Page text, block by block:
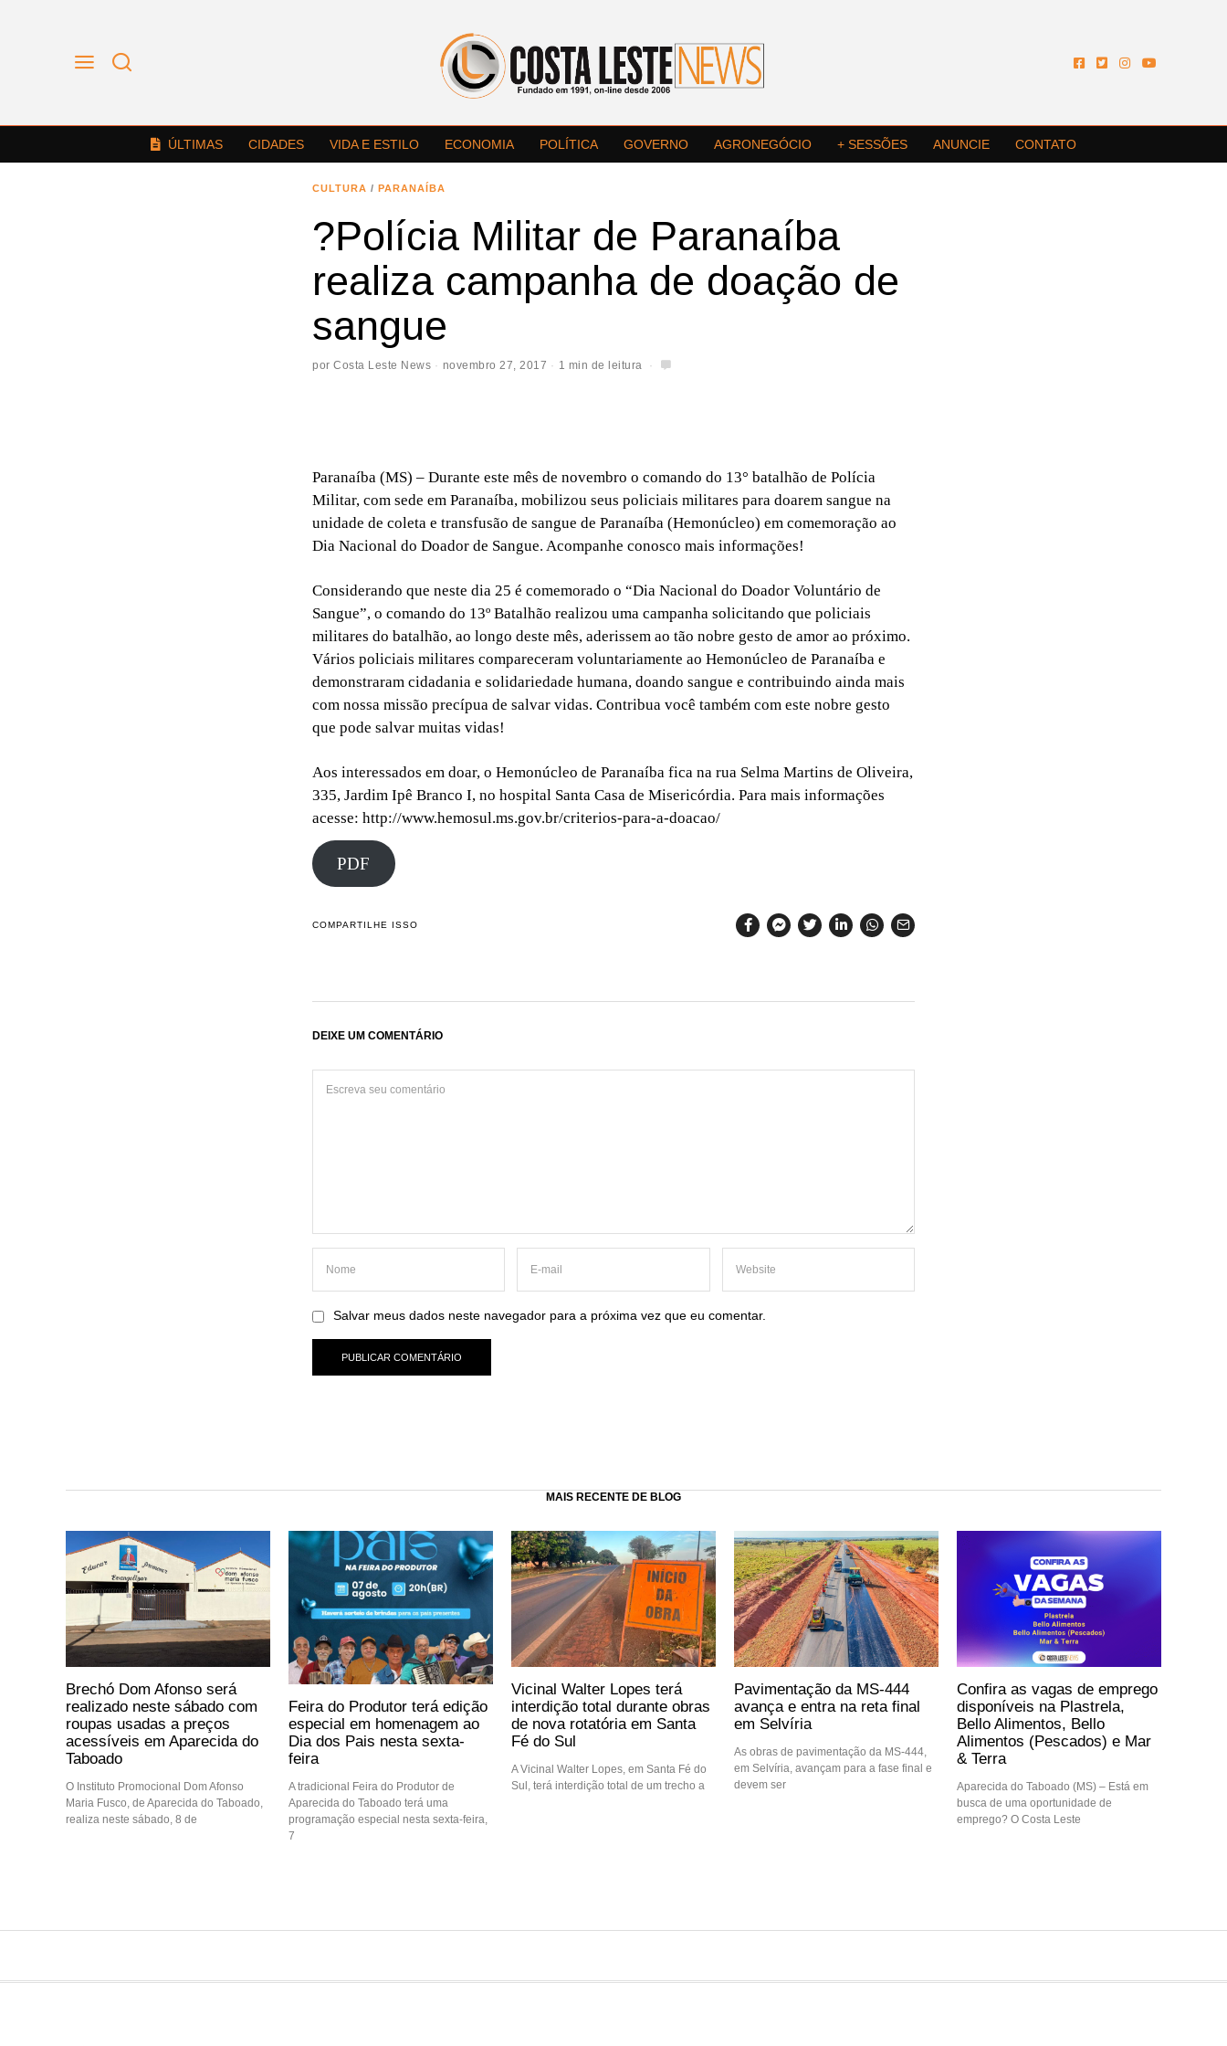
ÚLTIMAS CIDADES VIDA E ESTILO ECONOMIA POLÍTICA GOVERNO AGRONEGÓCIO + SESSÕES ANUNCIE CONTATO
CULTURA / PARANAÍBA
?Polícia Militar de Paranaíba
realiza campanha de doação de
sangue
por Costa Leste News novembro 27, 2017 1 min de leitura
Paranaíba (MS) – Durante este mês de novembro o comando do 13° batalhão de Polícia
Militar, com sede em Paranaíba, mobilizou seus policiais militares para doarem sangue na
unidade de coleta e transfusão de sangue de Paranaíba (Hemonúcleo) em comemoração ao
Dia Nacional do Doador de Sangue. Acompanhe conosco mais informações!
Considerando que neste dia 25 é comemorado o “Dia Nacional do Doador Voluntário de
Sangue”, o comando do 13º Batalhão realizou uma campanha solicitando que policiais
militares do batalhão, ao longo deste mês, aderissem ao tão nobre gesto de amor ao próximo.
Vários policiais militares compareceram voluntariamente ao Hemonúcleo de Paranaíba e
demonstraram cidadania e solidariedade humana, doando sangue e contribuindo ainda mais
com nossa missão precípua de salvar vidas. Contribua você também com este nobre gesto
que pode salvar muitas vidas!
Aos interessados em doar, o Hemonúcleo de Paranaíba fica na rua Selma Martins de Oliveira,
335, Jardim Ipê Branco I, no hospital Santa Casa de Misericórdia. Para mais informações
acesse: http://www.hemosul.ms.gov.br/criterios-para-a-doacao/
PDF
COMPARTILHE ISSO
DEIXE UM COMENTÁRIO
Salvar meus dados neste navegador para a próxima vez que eu comentar.
MAIS RECENTE DE BLOG
Brechó Dom Afonso será
realizado neste sábado com
roupas usadas a preços
acessíveis em Aparecida do
Taboado
O Instituto Promocional Dom Afonso
Maria Fusco, de Aparecida do Taboado,
realiza neste sábado, 8 de
Feira do Produtor terá edição
especial em homenagem ao
Dia dos Pais nesta sexta-
feira
A tradicional Feira do Produtor de
Aparecida do Taboado terá uma
programação especial nesta sexta-feira,
7
Vicinal Walter Lopes terá
interdição total durante obras
de nova rotatória em Santa
Fé do Sul
A Vicinal Walter Lopes, em Santa Fé do
Sul, terá interdição total de um trecho a
Pavimentação da MS-444
avança e entra na reta final
em Selvíria
As obras de pavimentação da MS-444,
em Selvíria, avançam para a fase final e
devem ser
Confira as vagas de emprego
disponíveis na Plastrela,
Bello Alimentos, Bello
Alimentos (Pescados) e Mar
& Terra
Aparecida do Taboado (MS) – Está em
busca de uma oportunidade de
emprego? O Costa Leste